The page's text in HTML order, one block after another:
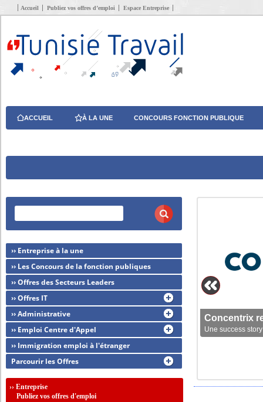
Accueil Publiez vos offres d’emploi Espace Entreprise
ACCUEIL À LA UNE CONCOURS FONCTION PUBLIQUE
Concentrix
Une success
›› Entreprise à la une
›› Les Concours de la fonction publiques
›› Offres des Secteurs Leaders
›› Offres IT
›› Administrative
›› Emploi Centre d'Appel
›› Immigration emploi à l'étranger
Parcourir les Offres
››Entreprise
Publiez vos offres d'emploi